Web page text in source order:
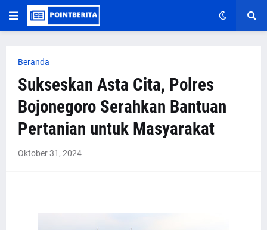
Beranda
Sukseskan Asta Cita, Polres
Bojonegoro Serahkan Bantuan
Pertanian untuk Masyarakat
Oktober 31, 2024